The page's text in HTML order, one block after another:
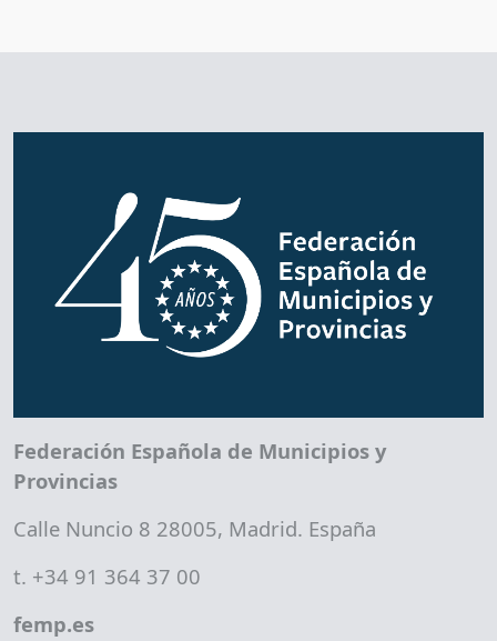
Federación Española de Municipios y
Provincias
Calle Nuncio 8 28005, Madrid. España
t. +34 91 364 37 00
femp.es